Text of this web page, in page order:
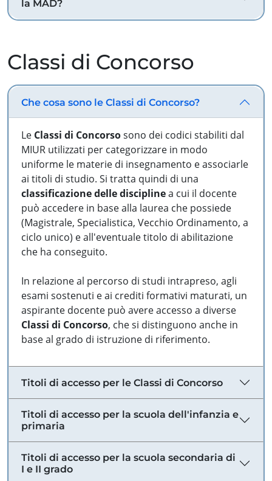
la MAD?
Classi di Concorso
Che cosa sono le Classi di Concorso?
Le Classi di Concorsosono dei codici stabiliti dal
MIUR utilizzati per categorizzare in modo
uniforme le materie di insegnamento e associarle
ai titoli di studio. Si tratta quindi di una
classificazione delle disciplinea cui il docente
può accedere in base alla laurea che possiede
(Magistrale, Specialistica, Vecchio Ordinamento, a
ciclo unico) e all'eventuale titolo di abilitazione
che ha conseguito.
In relazione al percorso di studi intrapreso, agli
esami sostenuti e ai crediti formativi maturati, un
aspirante docente può avere accesso a diverse
Classi di Concorso, che si distinguono anche in
base al grado di istruzione di riferimento.
Titoli di accesso per le Classi di Concorso
Titoli di accesso per la scuola dell'infanzia e
primaria
Titoli di accesso per la scuola secondaria di
I e II grado